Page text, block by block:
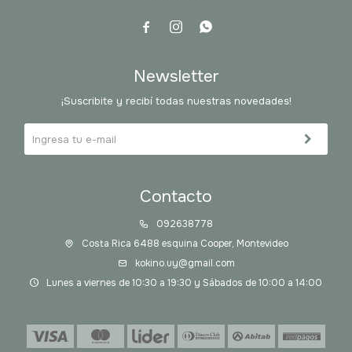
  
Contacto
092638778
Costa Rica 6488 esquina Cooper, Montevideo
kokino.uy@gmail.com
Lunes a viernes de 10:30 a 19:30 y Sábados de 10:00 a 14:00
Newsletter
¡Suscribite y recibí todas nuestras novedades!